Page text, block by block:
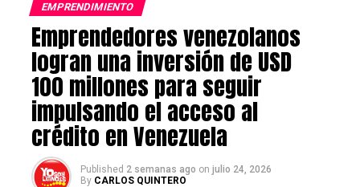
Sebastián Mejía y Felipe Villamarín y está presente en 9
países de América Latina y más de 250 ciudades.
Le sigue, QuintoAndar, empresa similar a un mercado
inmobiliario online, que pretende simplificar el alquiler
de bienes raíces residenciales para propietarios e
inquilinos. Para octubre del año pasado tenía un valor
de 5,1 millones de dólares.
EMPRENDIMIENTO
Emprendedores venezolanos
logran una inversión de USD
100 millones para seguir
impulsando el acceso al
crédito en Venezuela
Published 2 semanas ago on julio 24, 2026
By CARLOS QUINTERO